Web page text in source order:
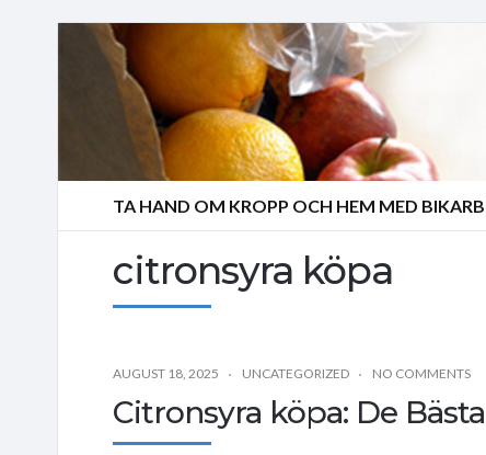
TA HAND OM KROPP OCH HEM MED
citronsyra köpa
AUGUST 18, 2025 UNCATEGORIZED NO COMMENTS
Citronsyra köpa: De